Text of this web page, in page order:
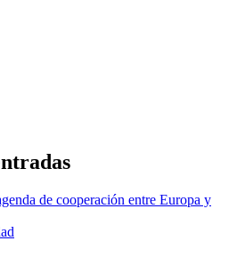
de cooperación entre Europa y